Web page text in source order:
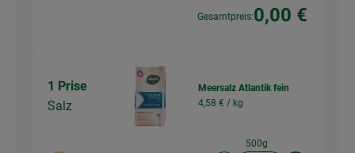
Gesamtpreis:0,00 €
1 Prise
Salz
Meersalz Atlantik fein
4,58 € / kg
500g